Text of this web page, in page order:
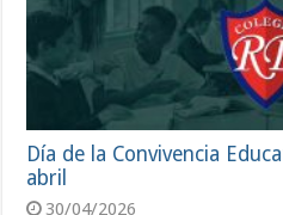
Día de la Convivencia
abril
30/04/2026